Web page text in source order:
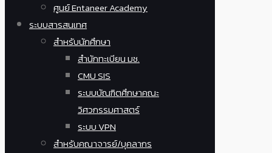
ศูนย์ Entaneer Academy
ระบบสารสนเทศ
สำหรับนักศึกษา
สำนักทะเบียน มช.
CMU SIS
ระบบบัณฑิตศึกษาคณะ
วิศวกรรมศาสตร์
ระบบ VPN
สำหรับคณาจารย์/บุคลากร